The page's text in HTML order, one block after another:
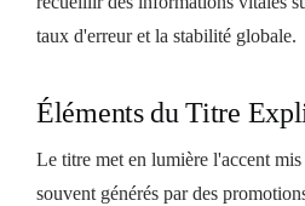
taux d'erreur et la stabilité globale.
Éléments du Titre
Le titre met en lumière l'accent
souvent générés par des